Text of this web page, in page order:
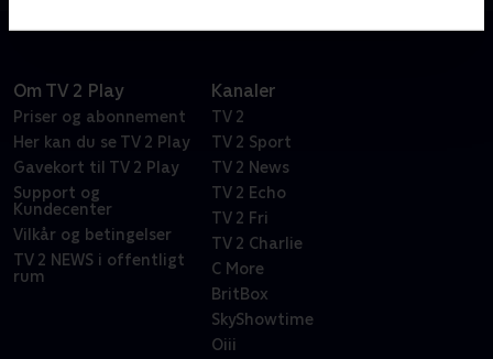
Om TV 2 Play
Priser og abonnement
Her kan du se TV 2 Play
Gavekort til TV 2 Play
Support og
Kundecenter
Vilkår og betingelser
TV 2 NEWS i offentligt
rum
Kanaler
TV 2
TV 2 Sport
TV 2 News
TV 2 Echo
TV 2 Fri
TV 2 Charlie
C More
BritBox
SkyShowtime
Oiii